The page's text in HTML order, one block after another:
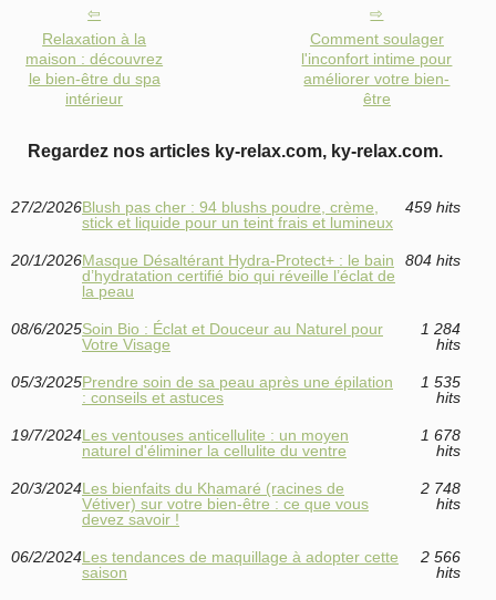
Relaxation à la
maison : découvrez
le bien-être du spa
intérieur
Comment soulager
l'inconfort intime pour
améliorer votre bien-
être
Regardez nos articles ky-relax.com, ky-relax.com.
27/2/2026Blush pas cher : 94 blushs poudre, crème,
stick et liquide pour un teint frais et lumineux
459 hits
20/1/2026Masque Désaltérant Hydra‑Protect+ : le bain
d’hydratation certifié bio qui réveille l’éclat de
la peau
804 hits
08/6/2025Soin Bio : Éclat et Douceur au Naturel pour
Votre Visage
1 284
hits
05/3/2025Prendre soin de sa peau après une épilation
: conseils et astuces
1 535
hits
19/7/2024Les ventouses anticellulite : un moyen
naturel d'éliminer la cellulite du ventre
1 678
hits
20/3/2024Les bienfaits du Khamaré (racines de
Vétiver) sur votre bien-être : ce que vous
devez savoir !
2 748
hits
06/2/2024Les tendances de maquillage à adopter cette
saison
2 566
hits